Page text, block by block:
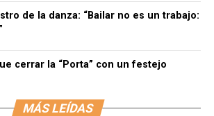
de la danza: “Bailar no es un trabajo:
cerrar la “Porta” con un festejo
MÁS LEÍDAS